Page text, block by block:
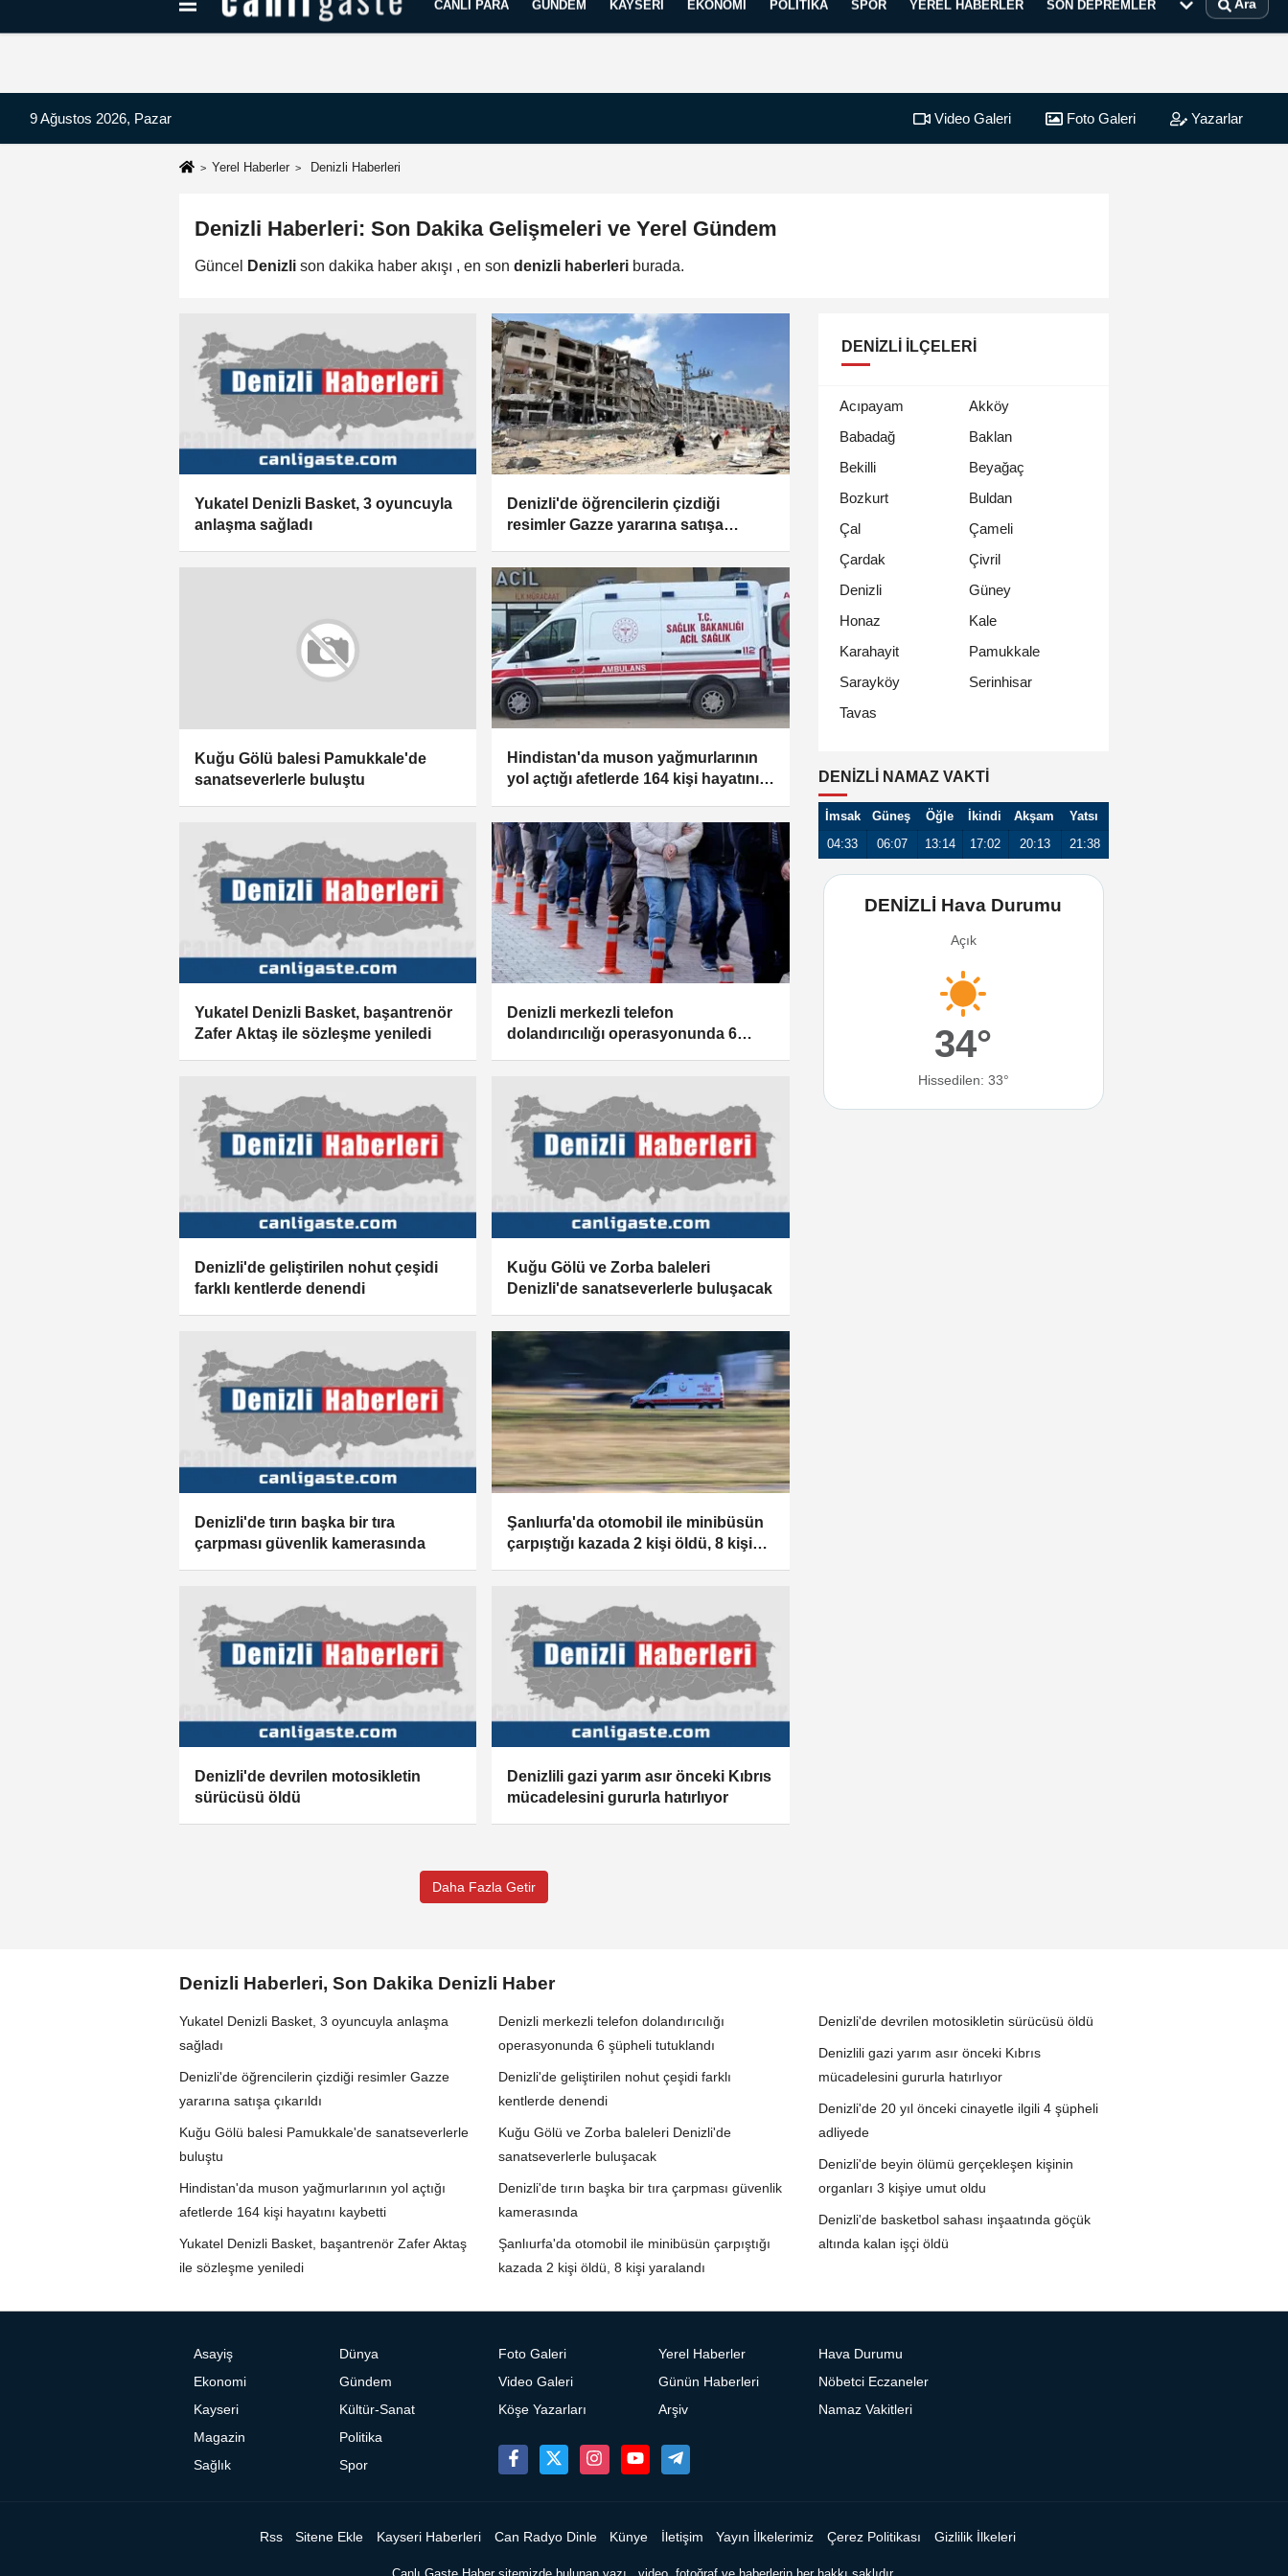
Kayseri Haberleri Can Radyo Dinle
CANLI PARA GÜNDEM KAYSERI EKONOMI POLITIKA SPOR YEREL HABERLER SON DEPREMLER Ara
9 Ağustos 2026, Pazar Video Galeri Foto Galeri Yazarlar
Yerel Haberler Denizli Haberleri
Denizli Haberleri: Son Dakika Gelişmeleri ve Yerel Gündem
Güncel Denizli son dakika haber akışı , en son denizli haberleri burada.
Yukatel Denizli Basket, 3 oyuncuyla
anlaşma sağladı
Denizli'de öğrencilerin çizdiği
resimler Gazze yararına satışa
Kuğu Gölü balesi Pamukkale'de
sanatseverlerle buluştu
Hindistan'da muson yağmurlarının
yol açtığı afetlerde 164 kişi hayatını
Yukatel Denizli Basket, başantrenör
Zafer Aktaş ile sözleşme yeniledi
Denizli merkezli telefon
dolandırıcılığı operasyonunda 6
Denizli'de geliştirilen nohut çeşidi
farklı kentlerde denendi
Kuğu Gölü ve Zorba baleleri
Denizli'de sanatseverlerle buluşacak
Denizli'de tırın başka bir tıra
çarpması güvenlik kamerasında
Şanlıurfa'da otomobil ile minibüsün
çarpıştığı kazada 2 kişi öldü, 8 kişi
Denizli'de devrilen motosikletin
sürücüsü öldü
Denizlili gazi yarım asır önceki Kıbrıs
mücadelesini gururla hatırlıyor
Daha Fazla Getir
DENIZLI İLÇELERI
Acıpayam
Akköy
Babadağ
Baklan
Bekilli
Beyağaç
Bozkurt
Buldan
Çal
Çameli
Çardak
Çivril
Denizli
Güney
Honaz
Kale
Karahayit
Pamukkale
Sarayköy
Serinhisar
Tavas
DENIZLI NAMAZ VAKTİ
İmsak Güneş Öğle İkindi Akşam
Yatsı
04:33
06:07 13:14 17:02 20:13 21:38
DENİZLİ Hava Durumu
Açık
34°
Hissedilen: 33°
Denizli Haberleri, Son Dakika Denizli Haber
Yukatel Denizli Basket, 3 oyuncuyla anlaşma
sağladı
Denizli'de öğrencilerin çizdiği resimler Gazze
yararına satışa çıkarıldı
Kuğu Gölü balesi Pamukkale'de sanatseverlerle
buluştu
Hindistan'da muson yağmurlarının yol açtığı
afetlerde 164 kişi hayatını kaybetti
Yukatel Denizli Basket, başantrenör Zafer Aktaş
ile sözleşme yeniledi
Denizli merkezli telefon dolandırıcılığı
operasyonunda 6 şüpheli tutuklandı
Denizli'de geliştirilen nohut çeşidi farklı
kentlerde denendi
Kuğu Gölü ve Zorba baleleri Denizli'de
sanatseverlerle buluşacak
Denizli'de tırın başka bir tıra çarpması güvenlik
kamerasında
Şanlıurfa'da otomobil ile minibüsün çarpıştığı
kazada 2 kişi öldü, 8 kişi yaralandı
Denizli'de devrilen motosikletin sürücüsü öldü
Denizlili gazi yarım asır önceki Kıbrıs
mücadelesini gururla hatırlıyor
Denizli'de 20 yıl önceki cinayetle ilgili 4 şüpheli
adliyede
Denizli'de beyin ölümü gerçekleşen kişinin
organları 3 kişiye umut oldu
Denizli'de basketbol sahası inşaatında göçük
altında kalan işçi öldü
Asayiş
Dünya
Ekonomi
Gündem
Kayseri
Kültür-Sanat
Magazin
Politika
Sağlık
Spor
Foto Galeri
Video Galeri
Köşe Yazarları
Yerel Haberler
Günün Haberleri
Arşiv
Hava Durumu
Nöbetci Eczaneler
Namaz Vakitleri
Rss Sitene Ekle Kayseri Haberleri Can Radyo Dinle Künye İletişim Yayın İlkelerimiz Çerez Politikası Gizlilik İlkeleri